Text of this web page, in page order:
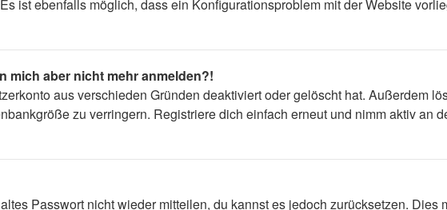
ist ebenfalls möglich, dass ein Konfigurationsproblem mit der Website
mich aber nicht mehr anmelden?!
aus verschieden Gründen deaktiviert oder gelöscht hat. Außerdem
zu verringern. Registriere dich einfach erneut und nimm aktiv an
Passwort nicht wieder mitteilen, du kannst es jedoch zurücksetzen. Dies